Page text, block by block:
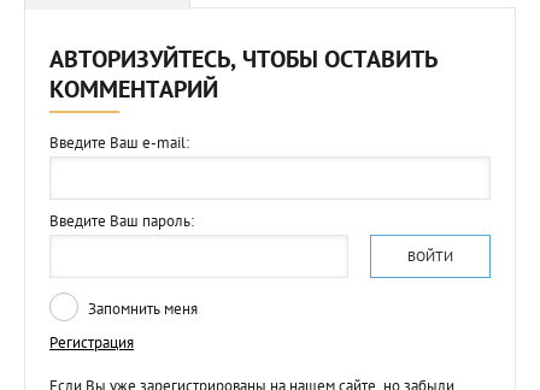
АВТОРИЗУЙТЕСЬ, ЧТОБЫ ОСТАВИТЬ
КОММЕНТАРИЙ
Введите Ваш e-mail:
Введите Ваш пароль:
ВОЙТИ
Запомнить меня
Регистрация